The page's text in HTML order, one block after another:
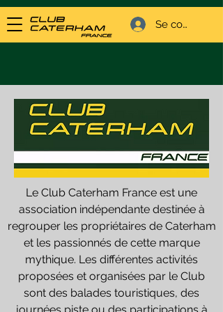
Se connecter
Le Club Caterham France est une
association indépendante destinée à
regrouper les propriétaires de Caterham
et les passionnés de cette marque
mythique. Les différentes activités
proposées et organisées par le Club
sont des balades touristiques, des